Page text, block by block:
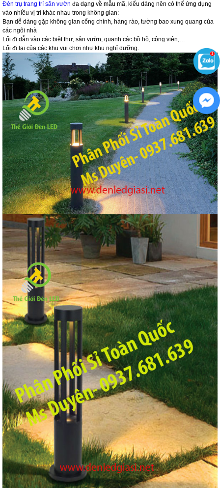
Đèn trụ trang trí sân vườn đa dạng về mẫu mã, kiểu dáng nên có thể ứng dụng
vào nhiều vị trí khác nhau trong không gian:
Bạn dễ dàng gặp không gian cổng chính, hàng rào, tường bao xung quang của
các ngôi nhà
Lối đi dẫn vào các biệt thự, sân vườn, quanh các bồ hồ, công viên,…
Lối đi lại của các khu vui chơi như khu nghỉ dưỡng.